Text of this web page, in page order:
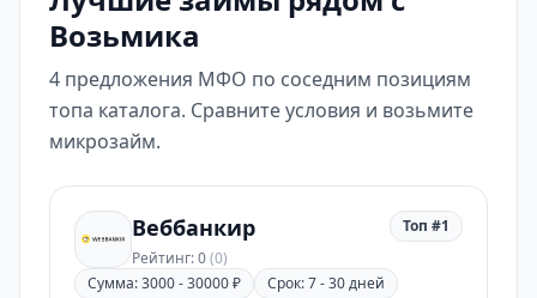
Возьмика
4 предложения МФО по соседним позициям
топа каталога. Сравните условия и возьмите
микрозайм.
Веббанкир
Рейтинг: 0(0)
Топ #1
Сумма: 3000 - 30000 ₽ Срок: 7 - 30 дней